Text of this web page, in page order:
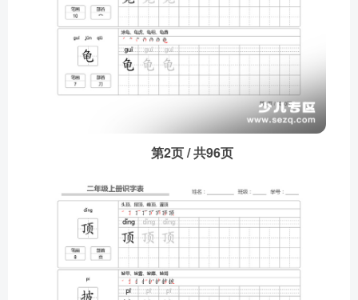
第2页 / 共96页